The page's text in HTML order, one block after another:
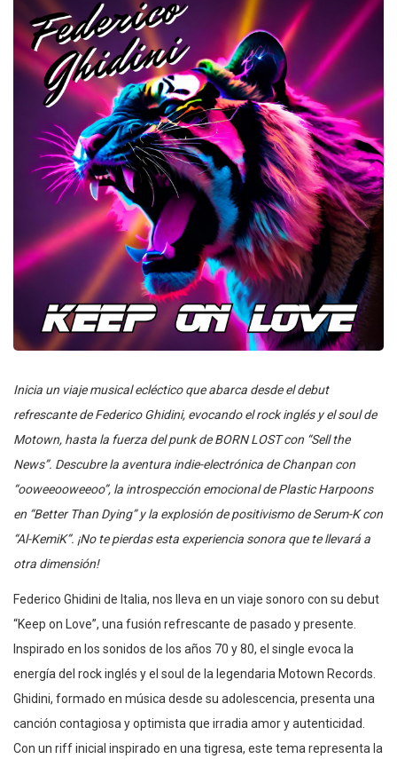
Inicia un viaje musical ecléctico que abarca desde el debut
refrescante de Federico Ghidini, evocando el rock inglés y el soul de
Motown, hasta la fuerza del punk de BORN LOST con “Sell the
News”. Descubre la aventura indie-electrónica de Chanpan con
“ooweeooweeoo”, la introspección emocional de Plastic Harpoons
en “Better Than Dying” y la explosión de positivismo de Serum-K con
“Al-KemiK”. ¡No te pierdas esta experiencia sonora que te llevará a
otra dimensión!
Federico Ghidini de Italia, nos lleva en un viaje sonoro con su debut
“Keep on Love”, una fusión refrescante de pasado y presente.
Inspirado en los sonidos de los años 70 y 80, el single evoca la
energía del rock inglés y el soul de la legendaria Motown Records.
Ghidini, formado en música desde su adolescencia, presenta una
canción contagiosa y optimista que irradia amor y autenticidad.
Con un riff inicial inspirado en una tigresa, este tema representa la